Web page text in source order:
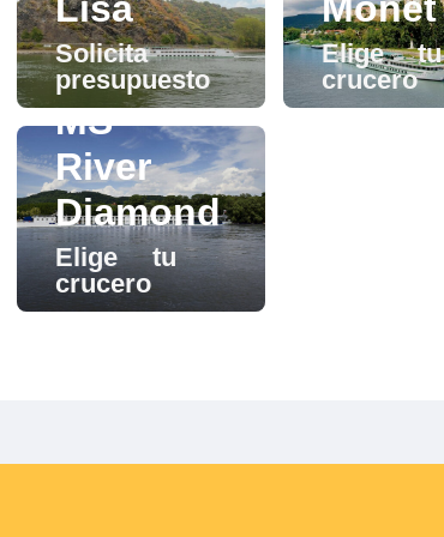
Solicita
presupuesto
Elige tu
crucero
MS
River
Diamond
Elige tu
crucero